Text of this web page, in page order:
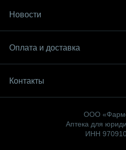
Новости
Оплата и доставка
Контакты
ООО
Аптека для
ИНН